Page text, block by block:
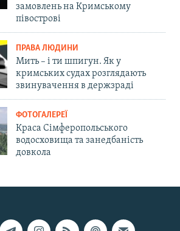
замовлень на Кримському
півострові
ПРАВА ЛЮДИНИ
Мить – і ти шпигун. Як у
кримських судах розглядають
звинувачення в держзраді
ФОТОГАЛЕРЕЇ
Краса Сімферопольського
водосховища та занедбаність
довкола